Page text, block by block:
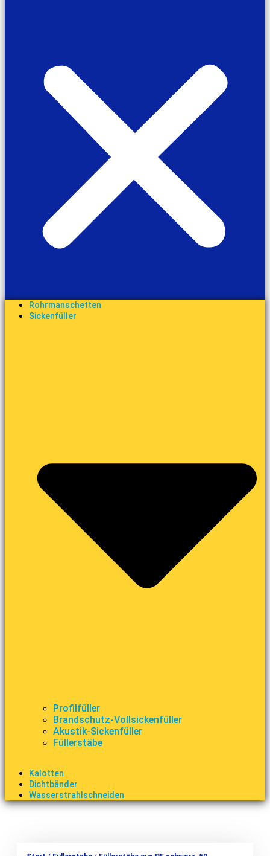
Rohrmanschetten
Sickenfüller
Profilfüller
Brandschutz-Vollsickenfüller
Akustik-Sickenfüller
Füllerstäbe
Kalotten
Dichtbänder
Wasserstrahlschneiden